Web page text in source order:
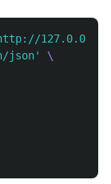
json'
\